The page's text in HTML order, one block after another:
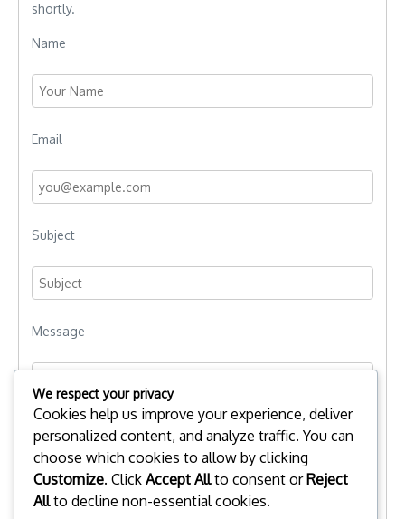
shortly.
Name
Email
Subject
Message
We respect your privacy
Cookies help us improve your experience, deliver
personalized content, and analyze traffic. You can
choose which cookies to allow by clicking
Customize. Click Accept Allto consent orReject
Allto decline non-essential cookies.